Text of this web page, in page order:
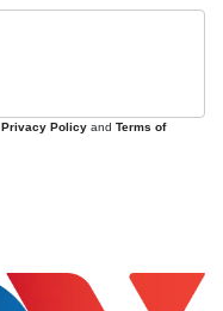
Privacy Policy and Terms of